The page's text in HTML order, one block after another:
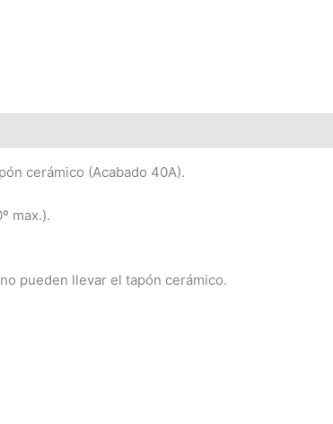
cerámico (Acabado 40A).
max.).
pueden llevar el tapón cerámico.